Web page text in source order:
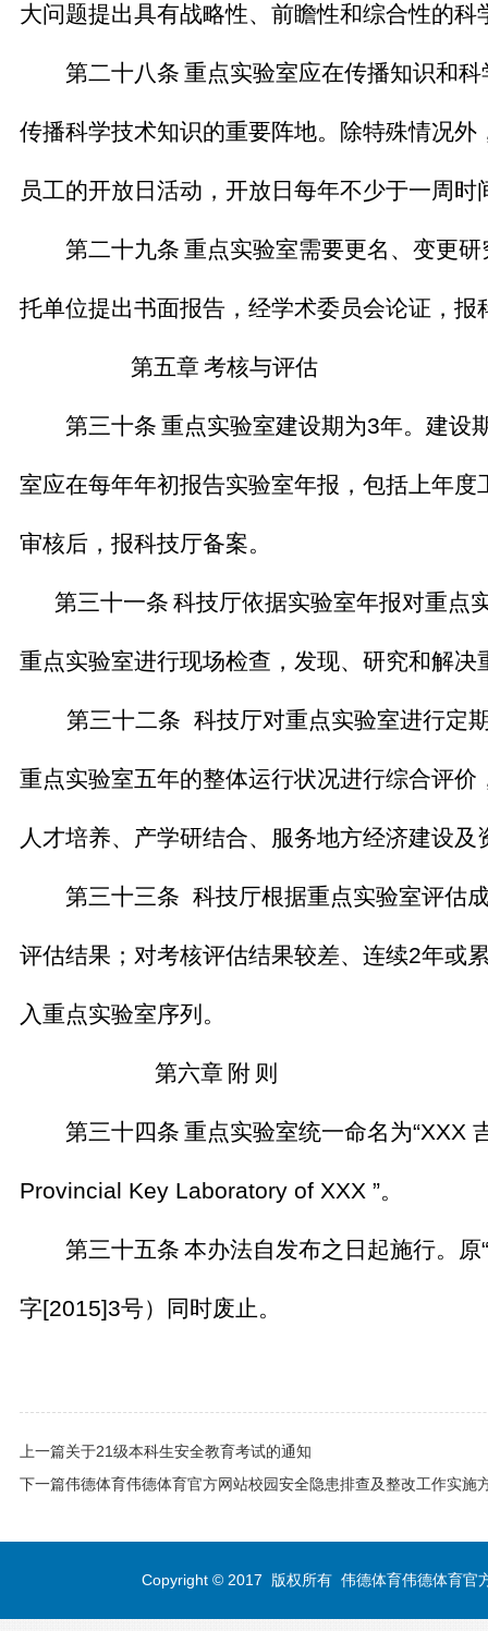
大问题提出具有战略性、前瞻性和综合性的
第二十八条 重点实验室应在传播知识和
传播科学技术知识的重要阵地。除特殊情况
员工的开放日活动，开放日每年不少于一周时
第二十九条 重点实验室需要更名、变更
托单位提出书面报告，经学术委员会论证，报
第五章考核与评估
第三十条 重点实验室建设期为3年。建设
室应在每年年初报告实验室年报，包括上年
审核后，报科技厅备案。
第三十一条 科技厅依据实验室年报对重点
重点实验室进行现场检查，发现、研究和解决
第三十二条 科技厅对重点实验室进行定
重点实验室五年的整体运行状况进行综合评
人才培养、产学研结合、服务地方经济建设及
第三十三条 科技厅根据重点实验室评估
评估结果；对考核评估结果较差、连续2年或
入重点实验室序列。
第六章 附 则
第三十四条 重点实验室统一命名为“XXX
Provincial Key Laboratory of XXX ”。
第三十五条 本办法自发布之日起施行。原“
字[2015]3号）同时废止。
上一篇关于21级本科生安全教育考试的通知
下一篇伟德体育伟德体育官方网站校园安全隐患排查及整改工作实施
Copyright © 2017 版权所有 伟德体育伟德体育